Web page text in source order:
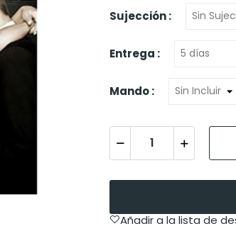
Sujección :
Entrega :
Mando :
Añadir a la lista de